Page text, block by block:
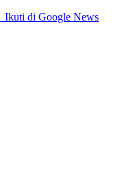
Ikuti di Google News